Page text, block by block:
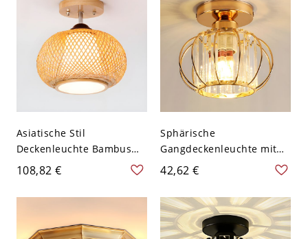
Asiatische Stil
Deckenleuchte Bambus
Flush Mount für
Groß Latern
108,82 €
Sphärische
Gangdeckenleuchte mit
Kristalleinbettung,
für Schlafzimmer - Golden
110V-120V Latern
42,62 €